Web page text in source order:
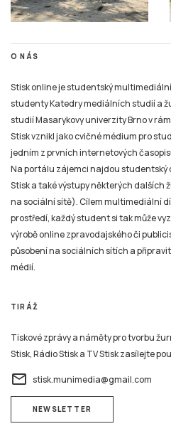
O NÁS
Stisk online je studentský
studenty Katedry mediálních studií a
studií Masarykovy univerzity Brno v
Stisk vznikl jako cvičné médium pro
jedním z prvních internetových
Na portálu zájemci najdou studentský
Stisk a také výstupy některých dalších
na sociální sítě). Cílem multimediální
prostředí, každý student si tak může
výrobě online zpravodajského či
působení na sociálních sítích a
médií.
TIRÁŽ
Tiskové zprávy a náměty pro tvorbu
Stisk, Rádio Stisk a TV Stisk zasílejte
email stisk.munimedia@gmail.com
NEWSLETTER